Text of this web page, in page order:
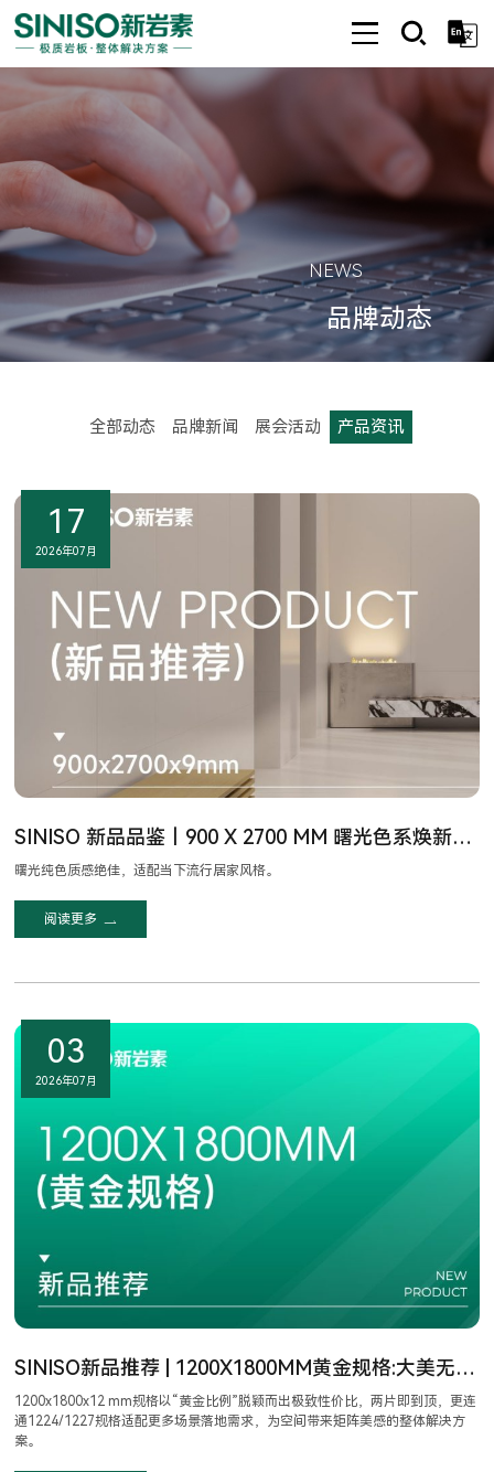
NEWS
品牌动态
全部动态 品牌新闻 展会活动 产品资讯
17
2026年07月
SINISO 新品品鉴｜900 X 2700 MM​ 曙光色系焕新上市：以纯粹质感打造极简空间视野
曙光纯色质感绝佳，适配当下流行居家风格。
阅读更多
03
2026年07月
SINISO新品推荐 | 1200X1800MM黄金规格:大美无界，极质应用筑阔境空间
1200x1800x12 mm规格以“黄金比例”脱颖而出极致性价比，两片即到顶，更连
通1224/1227规格适配更多场景落地需求，为空间带来矩阵美感的整体解决方
案。